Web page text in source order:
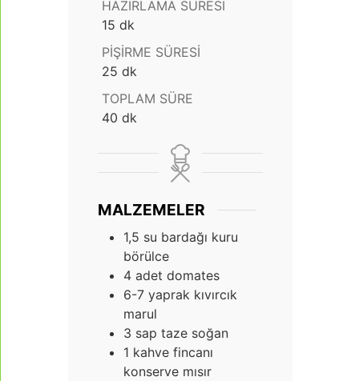
HAZIRLAMA SÜRESI
15 dakika
dk
PIŞIRME SÜRESI
25 dakika
dk
TOPLAM SÜRE
40 dakika
dk
MALZEMELER
1,5 su bardağı kuru
börülce
4 adet domates
6-7 yaprak kıvırcık
marul
3 sap taze soğan
1 kahve fincanı
konserve mısır